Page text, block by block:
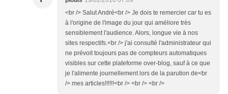
<br /> Salut André<br /> Je dois te remercier car tu es
à l'origine de l'image du jour qui améliore très
sensiblement l'audience. Alors, longue vie à nos
sites respectifs.<br /> j'ai consulté l'administrateur qui
ne prévoit toujours pas de compteurs automatiques
visibles sur cette plateforme over-blog, sauf à ce que
je l'alimente journellement lors de la parution de<br
/> mes articles!!!!!!<br /> <br /> <br />